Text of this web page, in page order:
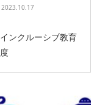
2023.10.17
ンクルーシブ教育